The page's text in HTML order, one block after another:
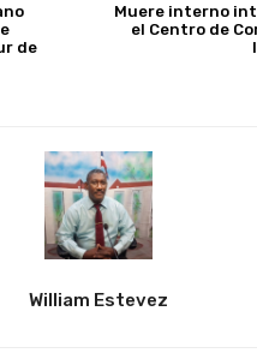
de
Muere interno
el Centro de
William Estevez